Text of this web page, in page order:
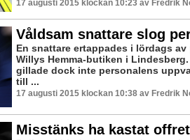
17 augusti 2015 klockan 10:23 av Fredrik
Våldsam snattare slog
En snattare ertappades i lördags
Willys Hemma-butiken i
gillade dock inte personalens
till ...
17 augusti 2015 klockan 10:38 av Fredrik
Misstänks ha kastat